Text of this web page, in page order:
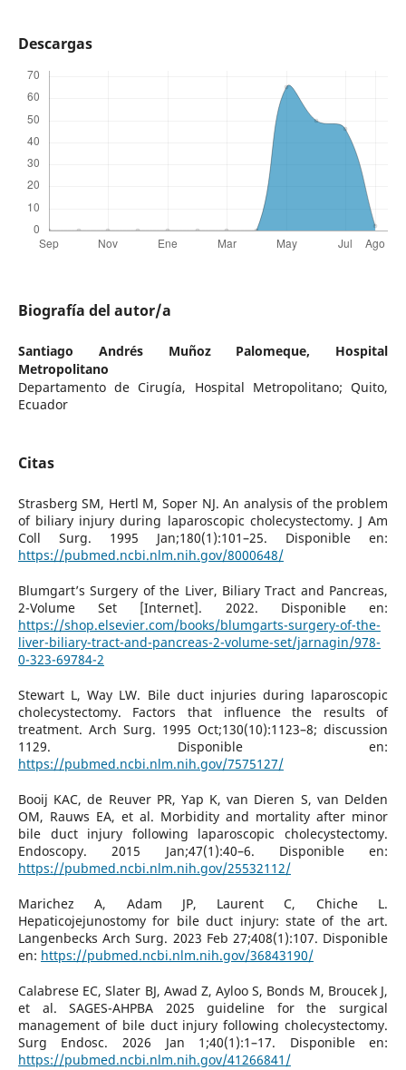
Descargas
Biografía del autor/a
Santiago Andrés Muñoz Palomeque, Hospital
Metropolitano
Departamento de Cirugía, Hospital Metropolitano; Quito,
Ecuador
Citas
Strasberg SM, Hertl M, Soper NJ. An analysis of the problem
of biliary injury during laparoscopic cholecystectomy. J Am
Coll Surg. 1995 Jan;180(1):101–25. Disponible en:
https://pubmed.ncbi.nlm.nih.gov/8000648/
Blumgart’s Surgery of the Liver, Biliary Tract and Pancreas,
2-Volume Set [Internet]. 2022. Disponible en:
https://shop.elsevier.com/books/blumgarts-surgery-of-the-
liver-biliary-tract-and-pancreas-2-volume-set/jarnagin/978-
0-323-69784-2
Stewart L, Way LW. Bile duct injuries during laparoscopic
cholecystectomy. Factors that influence the results of
treatment. Arch Surg. 1995 Oct;130(10):1123–8; discussion
1129. Disponible en:
https://pubmed.ncbi.nlm.nih.gov/7575127/
Booij KAC, de Reuver PR, Yap K, van Dieren S, van Delden
OM, Rauws EA, et al. Morbidity and mortality after minor
bile duct injury following laparoscopic cholecystectomy.
Endoscopy. 2015 Jan;47(1):40–6. Disponible en:
https://pubmed.ncbi.nlm.nih.gov/25532112/
Marichez A, Adam JP, Laurent C, Chiche L.
Hepaticojejunostomy for bile duct injury: state of the art.
Langenbecks Arch Surg. 2023 Feb 27;408(1):107. Disponible
en: https://pubmed.ncbi.nlm.nih.gov/36843190/
Calabrese EC, Slater BJ, Awad Z, Ayloo S, Bonds M, Broucek J,
et al. SAGES-AHPBA 2025 guideline for the surgical
management of bile duct injury following cholecystectomy.
Surg Endosc. 2026 Jan 1;40(1):1–17. Disponible en:
https://pubmed.ncbi.nlm.nih.gov/41266841/